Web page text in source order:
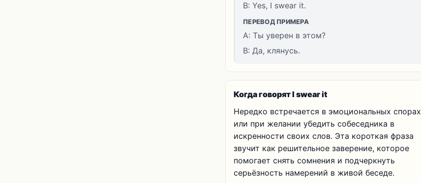
B: Yes, I swear it.
ПЕРЕВОД ПРИМЕРА
A: Ты уверен в этом?
B: Да, клянусь.
Когда говорят I swear it
Нередко встречается в эмоциональных спорах
или при желании убедить собеседника в
искренности своих слов. Эта короткая фраза
звучит как решительное заверение, которое
помогает снять сомнения и подчеркнуть
серьёзность намерений в живой беседе.